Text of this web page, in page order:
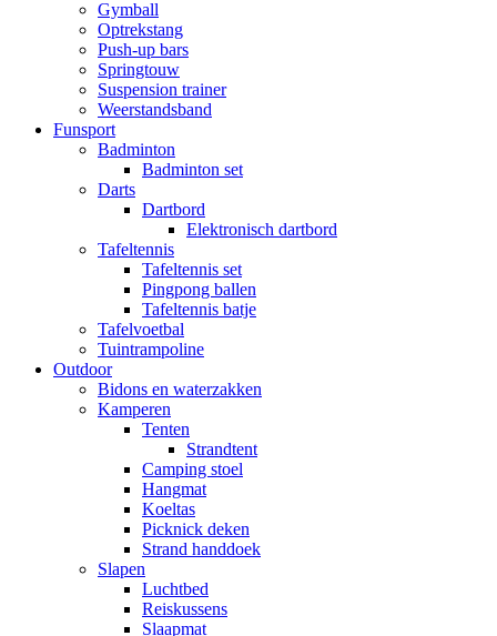
Gymball
Optrekstang
Push-up bars
Springtouw
Suspension trainer
Weerstandsband
Funsport
Badminton
Badminton set
Darts
Dartbord
Elektronisch dartbord
Tafeltennis
Tafeltennis set
Pingpong ballen
Tafeltennis batje
Tafelvoetbal
Tuintrampoline
Outdoor
Bidons en waterzakken
Kamperen
Tenten
Strandtent
Camping stoel
Hangmat
Koeltas
Picknick deken
Strand handdoek
Slapen
Luchtbed
Reiskussens
Slaapmat